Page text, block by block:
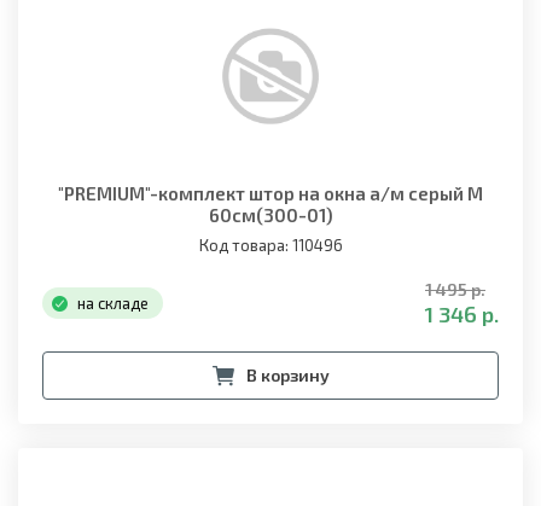
"PREMIUM"-комплект штор на окна а/м серый M
60см(300-01)
Код товара: 110496
на складе
1 495 р.
1 346 р.
В корзину